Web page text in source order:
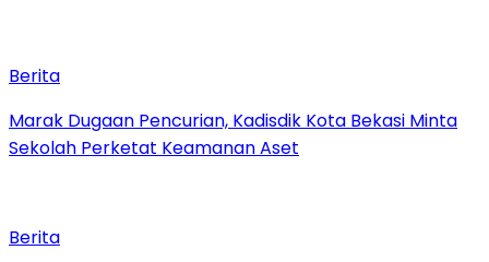
Berita
‎Marak Dugaan Pencurian, Kadisdik Kota Bekasi Minta
Sekolah Perketat Keamanan Aset
Berita